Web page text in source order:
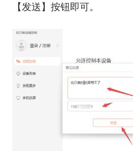
【发送】按钮即可。